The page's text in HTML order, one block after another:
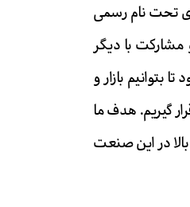
خود را از سال ۱۳۸۷ خورشیدی تحت نام رسمی
مشارکت با دیگر
بتوانیم بازار و
گیریم. هدف ما
در این صنعت